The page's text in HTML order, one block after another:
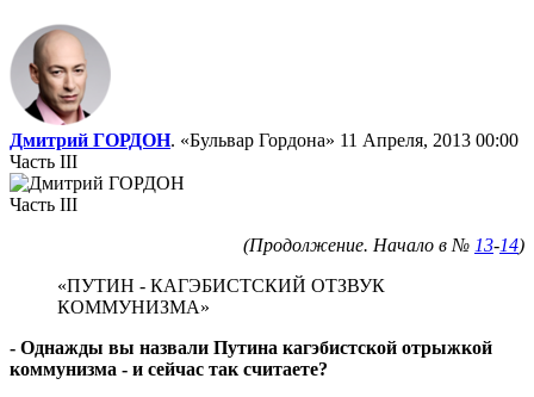
Дмитрий ГОРДОН. «Бульвар Гордона» 11 Апреля, 2013 00:00
Часть III
Часть III
(Продолжение. Начало в № 13-14)
«ПУТИН - КАГЭБИСТСКИЙ ОТЗВУК
КОММУНИЗМА»
- Однажды вы назвали Путина кагэбистской отрыжкой
коммунизма - и сейчас так считаете?